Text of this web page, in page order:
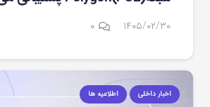
۱۴۰۵/۰۲/۳۰ ۰
اخبار داخلی اطلاعیه ها